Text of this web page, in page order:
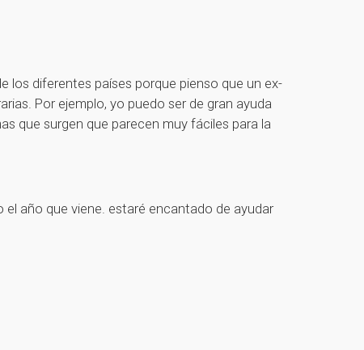
los diferentes países porque pienso que un ex-
Por ejemplo, yo puedo ser de gran ayuda
que surgen que parecen muy fáciles para la
año que viene. estaré encantado de ayudar